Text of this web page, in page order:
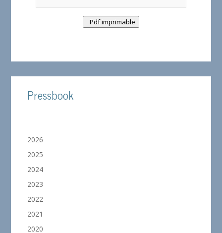
Pdf imprimable
Pressbook
2026
2025
2024
2023
2022
2021
2020